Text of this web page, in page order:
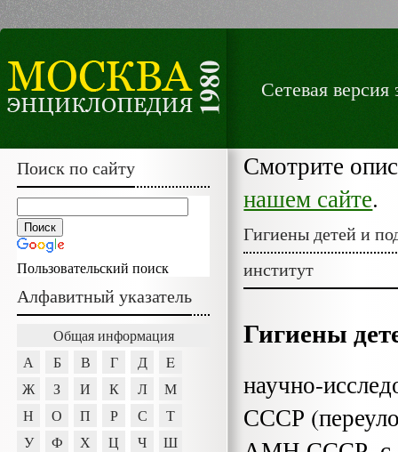
Сетевая
Смотрите
нашем сайте.
Гигиены детей и
институт
Гигиены
научно-
СССР
Поиск по сайту
Пользовательский поиск
Алфавитный указатель
Общая информация
А
Б В Г Д
E
Ж
З И К Л
М
Н
О П Р С
Т
У
Ф Х Ц Ч
Ш